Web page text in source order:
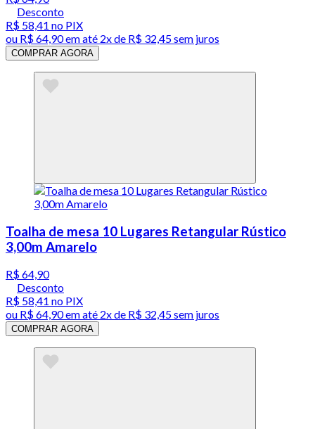
Desconto
R$ 58,41 no PIX
ou R$ 64,90em até 2x de R$ 32,45 sem juros
COMPRAR AGORA
Toalha de mesa 10 Lugares Retangular Rústico
3,00m Amarelo
R$ 64,90
Desconto
R$ 58,41 no PIX
ou R$ 64,90em até 2x de R$ 32,45 sem juros
COMPRAR AGORA